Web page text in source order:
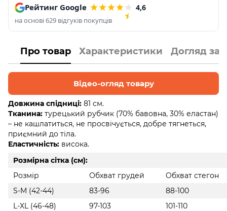
Рейтинг Google 4,6
на основі 629 відгуків покупців
Про товар Характеристики Догляд за
Відео-огляд товару
Довжина спідниці: 81 см.
Тканина: турецький рубчик (70% бавовна, 30% еластан)
– не кашлатиться, не просвічується, добре тягнеться,
приємний до тіла.
Еластичність: висока.
Розмірна сітка (см):
Розмір
Обхват грудей
Обхват стегон
S-M (42-44)
83-96
88-100
L-XL (46-48)
97-103
101-110